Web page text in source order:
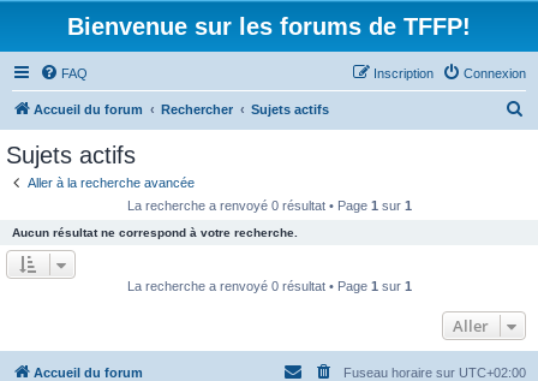
Bienvenue sur les forums de TFFP!
FAQ Connexion
Inscription
Accueil du forum Rechercher Sujets actifs
e
r
Sujets actifs
Aller à la recherche avancée
La recherche a renvoyé 0 résultat • Page 1 sur 1
Aucun résultat ne correspond à votre recherche.
La recherche a renvoyé 0 résultat • Page 1 sur 1
Aller
Accueil du forum Fuseau horaire sur UTC+02:00